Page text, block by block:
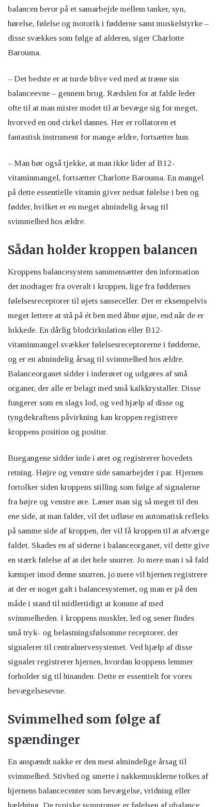
balancen beror på et samarbejde mellem tanker, syn,
hørelse, følelse og motorik i fødderne samt muskelstyrke –
disse svækkes som følge af alderen, siger Charlotte
Barouma.
– Det bedste er at turde blive ved med at træne sin
balanceevne – gennem brug. Rædslen for at falde leder
ofte til at man mister modet til at bevæge sig for meget,
hvorved en ond cirkel dannes. Her er rollatoren et
fantastisk instrument for mange ældre, fortsætter hun.
– Man bør også tjekke, at man ikke lider af B12-
vitaminmangel, fortsætter Charlotte Barouma. En mangel
på dette essentielle vitamin giver nedsat følelse i ben og
fødder, hvilket er en meget almindelig årsag til
svimmelhed hos ældre.
Sådan holder kroppen balancen
Kroppens balancesystem sammensætter den information
det modtager fra overalt i kroppen, lige fra føddernes
følelsesreceptorer til øjets sanseceller. Det er eksempelvis
meget lettere at stå på ét ben med åbne øjne, end når de er
lukkede. En dårlig blodcirkulation eller B12-
vitaminmangel svækker følelsesreceptorerne i fødderne,
og er en almindelig årsag til svimmelhed hos ældre.
Balanceorganet sidder i inderøret og udgøres af små
organer, der alle er belagt med små kalkkrystaller. Disse
fungerer som en slags lod, og ved hjælp af disse og
tyngdekraftens påvirkning kan kroppen registrere
kroppens position og positur.
Buegangene sidder inde i øret og registrerer hovedets
retning. Højre og venstre side samarbejder i par. Hjernen
fortolker siden kroppens stilling som følge af signalerne
fra højre og venstre øre. Læner man sig så meget til den
ene side, at man falder, vil det udløse en automatisk refleks
på samme side af kroppen, der vil få kroppen til at afværge
faldet. Skades en af siderne i balanceorganet, vil dette give
en stærk følelse af at det hele snurrer. Jo mere man i så fald
kæmper imod denne snurren, jo mere vil hjernen registrere
at der er noget galt i balancesystemet, og man er på den
måde i stand til midlertidigt at komme af med
svimmelheden. I kroppens muskler, led og sener findes
små tryk- og belastningsfølsomme receptorer, der
signalerer til centralnervesystemet. Ved hjælp af disse
signaler registrerer hjernen, hvordan kroppens lemmer
forholder sig til hinanden. Dette er essentielt for vores
bevægelsesevne.
Svimmelhed som følge af
spændinger
En anspændt nakke er den mest almindelige årsag til
svimmelhed. Stivhed og smerte i nakkemusklerne tolkes af
hjernens balancecenter som bevægelse, vridning eller